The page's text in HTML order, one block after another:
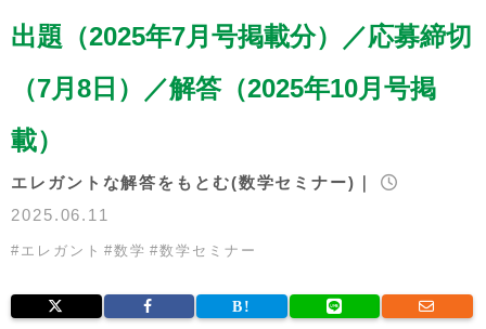
出題（2025年7月号掲載分）／応募締切
（7月8日）／解答（2025年10月号掲
載）
エレガントな解答をもとむ(数学セミナー)｜
2025.06.11
# エレガント #数学 #数学セミナー